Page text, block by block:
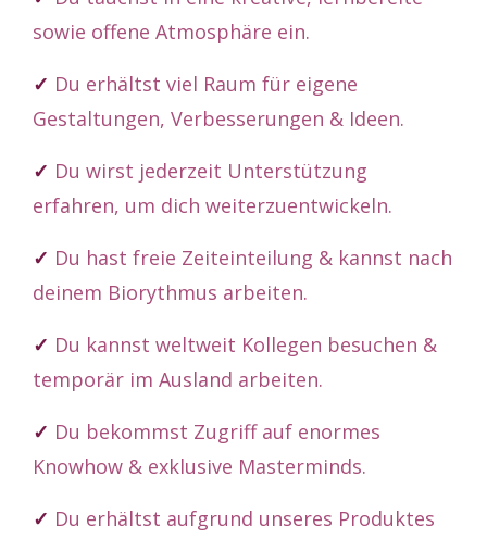
sowie offene Atmosphäre ein.
✓ Du erhältst viel Raum für eigene
Gestaltungen, Verbesserungen & Ideen.
✓ Du wirst jederzeit Unterstützung
erfahren, um dich weiterzuentwickeln.
✓ Du hast freie Zeiteinteilung & kannst nach
deinem Biorythmus arbeiten.
✓ Du kannst weltweit Kollegen besuchen &
temporär im Ausland arbeiten.
✓ Du bekommst Zugriff auf enormes
Knowhow & exklusive Masterminds.
✓ Du erhältst aufgrund unseres Produktes